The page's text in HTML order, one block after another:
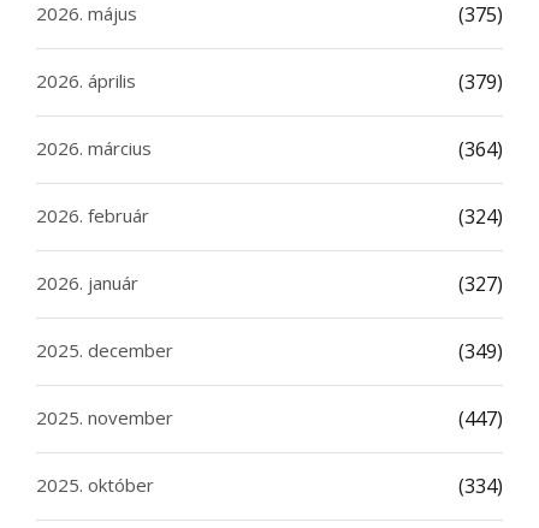
2026. május (375)
2026. április (379)
2026. március (364)
2026. február (324)
2026. január (327)
2025. december (349)
2025. november (447)
2025. október (334)